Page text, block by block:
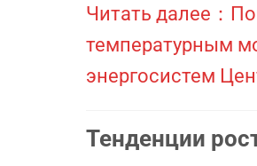
Читать далее：
температурным
энергосистем
Тенденции